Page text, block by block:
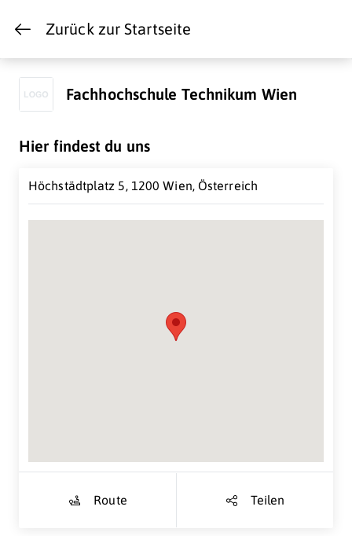
Zurück zur Startseite
Fachhochschule Technikum Wien
Hier findest du uns
Höchstädtplatz 5, 1200 Wien, Österreich
Route Teilen